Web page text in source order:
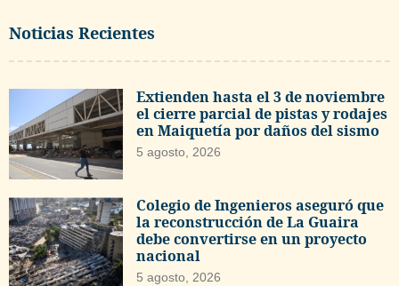
Noticias Recientes
Extienden hasta el 3 de noviembre
el cierre parcial de pistas y rodajes
en Maiquetía por daños del sismo
5 agosto, 2026
Colegio de Ingenieros aseguró que
la reconstrucción de La Guaira
debe convertirse en un proyecto
nacional
5 agosto, 2026